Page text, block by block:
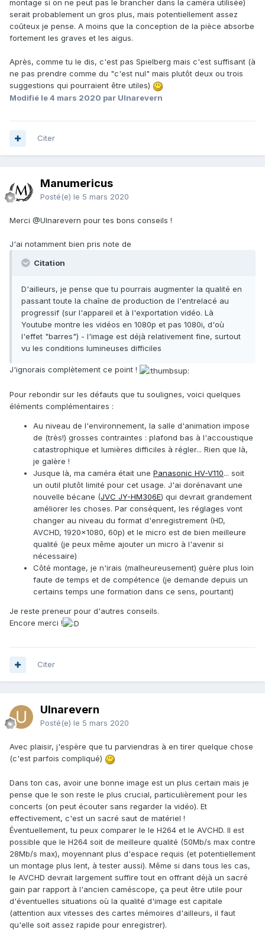
montage si on ne peut pas le brancher dans la caméra utilisée)
serait probablement un gros plus, mais potentiellement assez
coûteux je pense. A moins que la conception de la pièce absorbe
fortement les graves et les aigus.
Après, comme tu le dis, c'est pas Spielberg mais c'est suffisant (à
ne pas prendre comme du "c'est nul" mais plutôt deux ou trois
suggestions qui pourraient être utiles)
Modifié le 4 mars 2020 par Ulnarevern
Citer
Manumericus
Posté(e) le 5 mars 2020
Merci @Ulnarevern pour tes bons conseils !
J'ai notamment bien pris note de
Citation
D'ailleurs, je pense que tu pourrais augmenter la qualité en
passant toute la chaîne de production de l'entrelacé au
progressif (sur l'appareil et à l'exportation vidéo. Là
Youtube montre les vidéos en 1080p et pas 1080i, d'où
l'effet "barres") - l'image est déjà relativement fine, surtout
vu les conditions lumineuses difficiles
J'ignorais complètement ce point !
Pour rebondir sur les défauts que tu soulignes, voici quelques
éléments complémentaires :
Au niveau de l'environnement, la salle d'animation impose
de (très!) grosses contraintes : plafond bas à l'accoustique
catastrophique et lumières difficiles à régler... Rien que là,
je galère !
Jusque là, ma caméra était une Panasonic HV-V110... soit
un outil plutôt limité pour cet usage. J'ai dorénavant une
nouvelle bécane (JVC JY-HM306E) qui devrait grandement
améliorer les choses. Par conséquent, les réglages vont
changer au niveau du format d'enregistrement (HD,
AVCHD, 1920x1080, 60p) et le micro est de bien meilleure
qualité (je peux même ajouter un micro à l'avenir si
nécessaire)
Côté montage, je n'irais (malheureusement) guère plus loin
faute de temps et de compétence (je demande depuis un
certains temps une formation dans ce sens, pourtant)
Je reste preneur pour d'autres conseils.
Encore merci !
Citer
Ulnarevern
Posté(e) le 5 mars 2020
Avec plaisir, j'espère que tu parviendras à en tirer quelque chose
(c'est parfois compliqué)
Dans ton cas, avoir une bonne image est un plus certain mais je
pense que le son reste le plus crucial, particulièrement pour les
concerts (on peut écouter sans regarder la vidéo). Et
effectivement, c'est un sacré saut de matériel !
Éventuellement, tu peux comparer le le H264 et le AVCHD. Il est
possible que le H264 soit de meilleure qualité (50Mb/s max contre
28Mb/s max), moyennant plus d'espace requis (et potentiellement
un montage plus lent, à tester aussi). Même si dans tous les cas,
le AVCHD devrait largement suffire tout en offrant déjà un sacré
gain par rapport à l'ancien caméscope, ça peut être utile pour
d'éventuelles situations où la qualité d'image est capitale
(attention aux vitesses des cartes mémoires d'ailleurs, il faut
qu'elle soit assez rapide pour enregistrer).